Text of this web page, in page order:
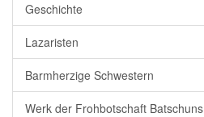
Geschichte
Lazaristen
Barmherzige Schwestern
Werk der Frohbotschaft Batschuns